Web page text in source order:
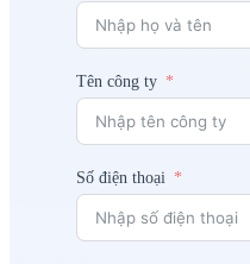
Tên công ty
Số điện thoại